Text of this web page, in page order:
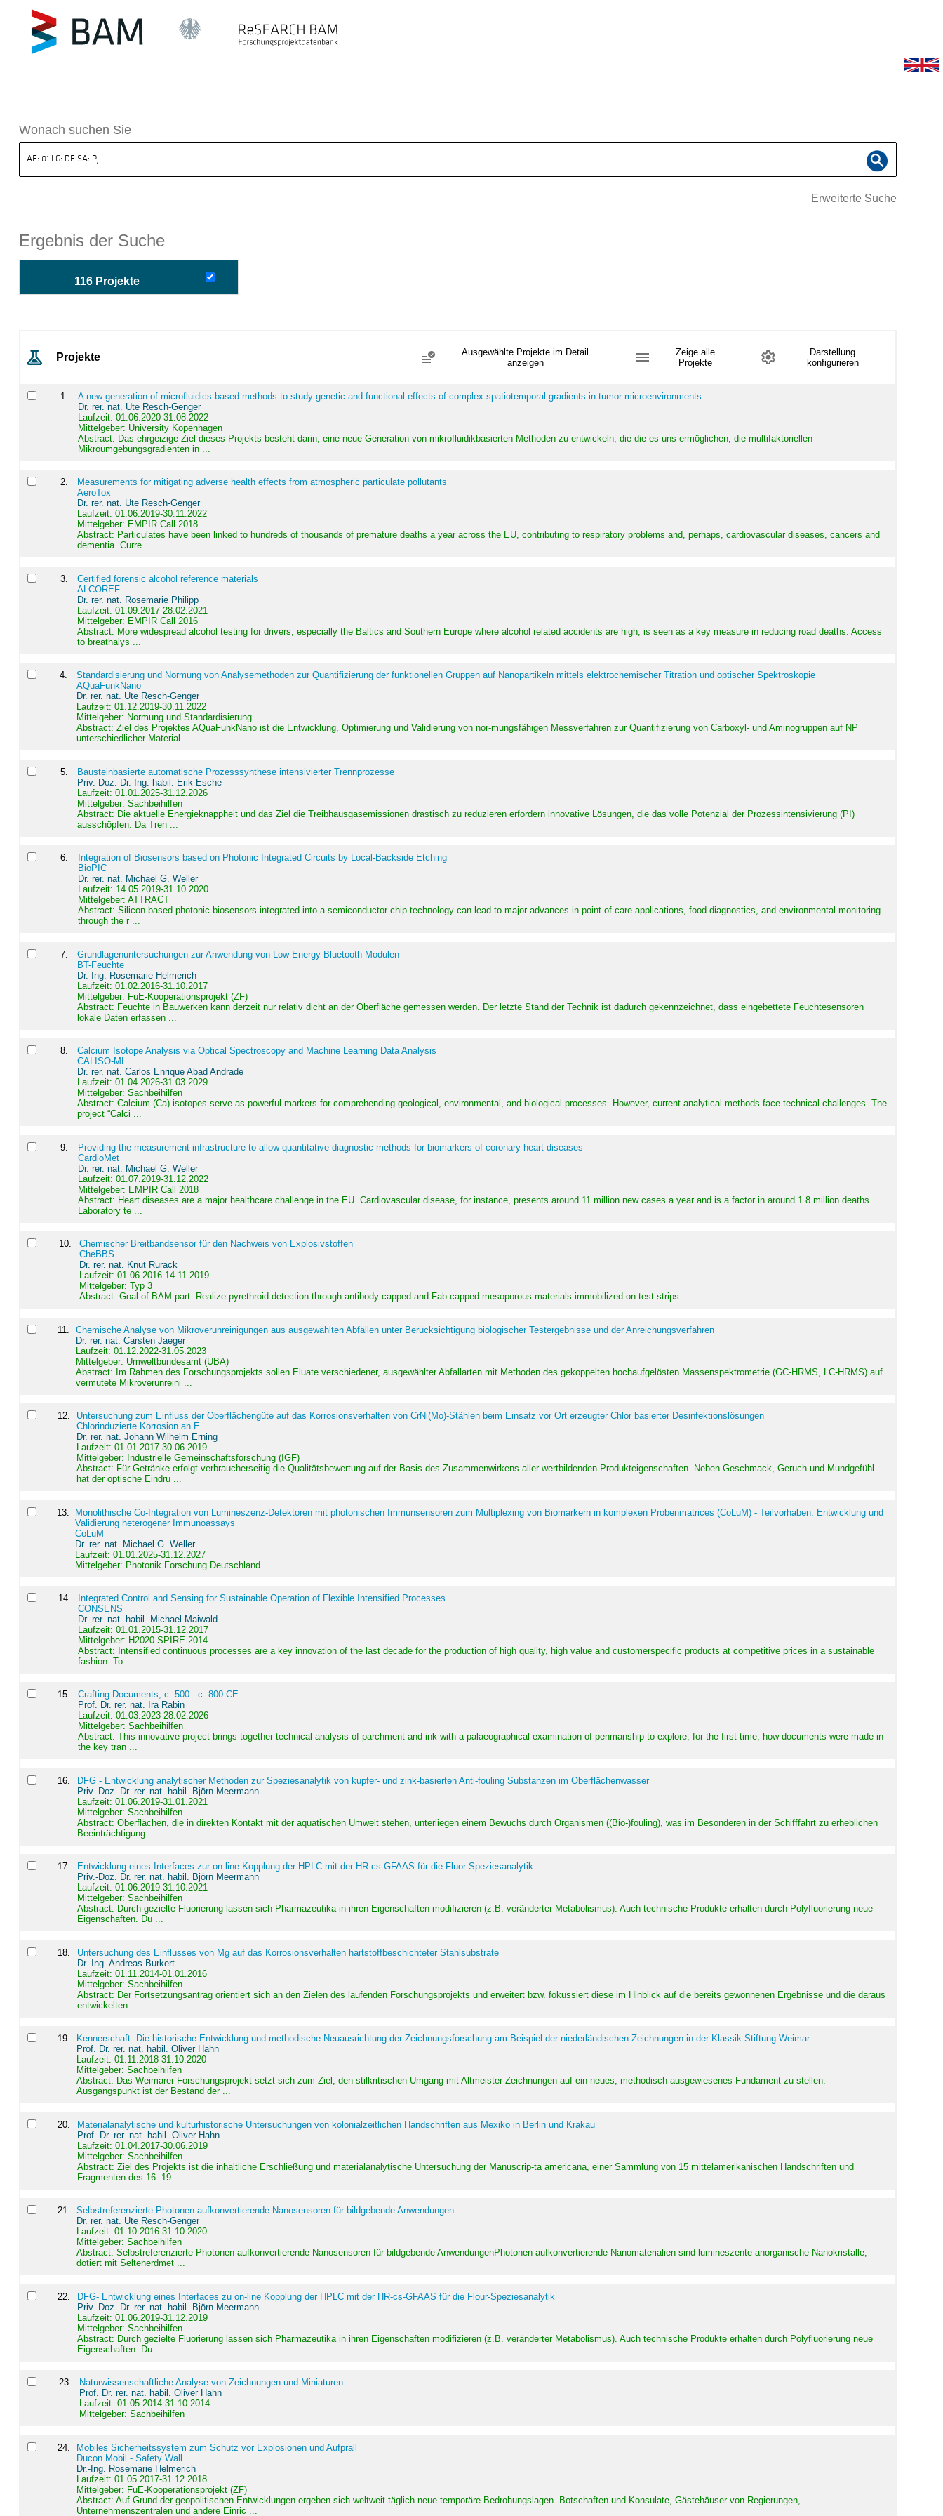
ReSEARCH BAM
Wonach suchen Sie
Erweiterte Suche
Ergebnis der Suche
116 Projekte
Projekte
Ausgewählte Projekte im Detail
anzeigen
Zeige alle
Projekte
Darstellung
konfigurieren
1
A new generation of microfluidics-based methods to study genetic and functional effects of complex spatiotemporal gradients in tumor microenvironments
Dr. rer. nat. Ute Resch-Genger
Laufzeit: 01.06.2020-31.08.2022
Mittelgeber: University Kopenhagen
Abstract: Das ehrgeizige Ziel dieses Projekts besteht darin, eine neue Generation von mikrofluidikbasierten Methoden zu entwickeln, die die es uns ermöglichen, die multifaktoriellen
Mikroumgebungsgradienten in ...
2.
Measurements for mitigating adverse health effects from atmospheric particulate pollutants
AeroTox
Dr. rer. nat. Ute Resch-Genger
Laufzeit: 01.06.2019-30.11.2022
Mittelgeber: EMPIR Call 2018
Abstract: Particulates have been linked to hundreds of thousands of premature deaths a year across the EU, contributing to respiratory problems and, perhaps, cardiovascular diseases, cancers and
dementia. Curre ...
3.
Certified forensic alcohol reference materials
ALCOREF
Dr. rer. nat. Rosemarie Philipp
Laufzeit: 01.09.2017-28.02.2021
Mittelgeber: EMPIR Call 2016
Abstract: More widespread alcohol testing for drivers, especially the Baltics and Southern Europe where alcohol related accidents are high, is seen as a key measure in reducing road deaths. Access
to breathalys ...
4.
Standardisierung und Normung von Analysemethoden zur Quantifizierung der funktionellen Gruppen auf Nanopartikeln mittels elektrochemischer Titration und optischer Spektroskopie
AQuaFunkNano
Dr. rer. nat. Ute Resch-Genger
Laufzeit: 01.12.2019-30.11.2022
Mittelgeber: Normung und Standardisierung
Abstract:Ziel des Projektes AQuaFunkNano ist die Entwicklung, Optimierung und Validierung von nor-mungsfähigen Messverfahren zur Quantifizierung von Carboxyl- und Aminogruppen auf NP
unterschiedlicher Material ...
5.
Bausteinbasierte automatische Prozesssynthese intensivierter Trennprozesse
Priv.-Doz. Dr.-Ing. habil. Erik Esche
Laufzeit: 01.01.2025-31.12.2026
Mittelgeber: Sachbeihilfen
Abstract: Die aktuelle Energieknappheit und das Ziel die Treibhausgasemissionen drastisch zu reduzieren erfordern innovative Lösungen, die das volle Potenzial der Prozessintensivierung (PI)
ausschöpfen. Da Tren ...
6.
Integration of Biosensors based on Photonic Integrated Circuits by Local-Backside Etching
BioPIC
Dr. rer. nat. Michael G. Weller
Laufzeit: 14.05.2019-31.10.2020
Mittelgeber: ATTRACT
Abstract: Silicon-based photonic biosensors integrated into a semiconductor chip technology can lead to major advances in point-of-care applications, food diagnostics, and environmental monitoring
through the r ...
7.
Grundlagenuntersuchungen zur Anwendung von Low Energy Bluetooth-Modulen
BT-Feuchte
Dr.-Ing. Rosemarie Helmerich
Laufzeit: 01.02.2016-31.10.2017
Mittelgeber: FuE-Kooperationsprojekt (ZF)
Abstract: Feuchte in Bauwerken kann derzeit nur relativ dicht an der Oberfläche gemessen werden. Der letzte Stand der Technik ist dadurch gekennzeichnet, dass eingebettete Feuchtesensoren
lokale Daten erfassen ...
8.
Calcium Isotope Analysis via Optical Spectroscopy and Machine Learning Data Analysis
CALISO-ML
Dr. rer. nat. Carlos Enrique Abad Andrade
Laufzeit: 01.04.2026-31.03.2029
Mittelgeber: Sachbeihilfen
Abstract:Calcium (Ca) isotopes serve as powerful markers for comprehending geological, environmental, and biological processes. However, current analytical methods face technical challenges. The
project “Calci ...
9
Providing the measurement infrastructure to allow quantitative diagnostic methods for biomarkers of coronary heart diseases
CardioMet
Dr. rer. nat. Michael G. Weller
Laufzeit: 01.07.2019-31.12.2022
Mittelgeber: EMPIR Call 2018
Abstract: Heart diseases are a major healthcare challenge in the EU. Cardiovascular disease, for instance, presents around 11 million new cases a year and is a factor in around 1.8 million deaths.
Laboratory te ...
10.
Chemischer Breitbandsensor für den Nachweis von Explosivstoffen
CheBBS
Dr. rer. nat. Knut Rurack
Laufzeit: 01.06.2016-14.11.2019
Mittelgeber: Typ 3
Abstract:Goal of BAM part: Realize pyrethroid detection through antibody-capped and Fab-capped mesoporous materials immobilized on test strips.
11
Chemische Analyse von Mikroverunreinigungen aus ausgewählten Abfällen unter Berücksichtigung biologischer Testergebnisse und der Anreichungsverfahren
Dr. rer. nat. Carsten Jaeger
Laufzeit: 01.12.2022-31.05.2023
Mittelgeber: Umweltbundesamt (UBA)
Abstract: Im Rahmen des Forschungsprojekts sollen Eluate verschiedener, ausgewählter Abfallarten mit Methoden des gekoppelten hochaufgelösten Massenspektrometrie (GC-HRMS, LC-HRMS) auf
vermutete Mikroverunreini ...
12.
Untersuchung zum Einfluss der Oberflächengüte auf das Korrosionsverhalten von CrNi(Mo)-Stählen beim Einsatz vor Ort erzeugter Chlor basierter Desinfektionslösungen
Chlorinduzierte Korrosion an E
Dr. rer. nat. Johann Wilhelm Erning
Laufzeit: 01.01.2017-30.06.2019
Mittelgeber: Industrielle Gemeinschaftsforschung (IGF)
Abstract: Für Getränke erfolgt verbraucherseitig die Qualitätsbewertung auf der Basis des Zusammenwirkens aller wertbildenden Produkteigenschaften. Neben Geschmack, Geruch und Mundgefühl
hat der optische Eindru ...
13.
Monolithische Co-Integration von Lumineszenz-Detektoren mit photonischen Immunsensoren zum Multiplexing von Biomarkern in komplexen Probenmatrices (CoLuM) - Teilvorhaben: Entwicklung und
Validierung heterogener Immunoassays
CoLuM
Dr. rer. nat. Michael G. Weller
Laufzeit: 01.01.2025-31.12.2027
Mittelgeber: Photonik Forschung Deutschland
14.
Integrated Control and Sensing for Sustainable Operation of Flexible Intensified Processes
CONSENS
Dr. rer. nat. habil. Michael Maiwald
Laufzeit: 01.01.2015-31.12.2017
Mittelgeber: H2020-SPIRE-2014
Abstract: Intensified continuous processes are a key innovation of the last decade for the production of high quality, high value and customerspecific products at competitive prices in a sustainable
fashion. To ...
15.
Crafting Documents, c. 500 - c. 800 CE
Prof. Dr. rer. nat. Ira Rabin
Laufzeit: 01.03.2023-28.02.2026
Mittelgeber: Sachbeihilfen
Abstract: This innovative project brings together technical analysis of parchment and ink with a palaeographical examination of penmanship to explore, for the first time, how documents were made in
the key tran ...
16
DFG - Entwicklung analytischer Methoden zur Speziesanalytik von kupfer- und zink-basierten Anti-fouling Substanzen im Oberflächenwasser
Priv.-Doz. Dr. rer. nat. habil. Björn Meermann
Laufzeit: 01.06.2019-31.01.2021
Mittelgeber: Sachbeihilfen
Abstract:Oberflächen, die in direkten Kontakt mit der aquatischen Umwelt stehen, unterliegen einem Bewuchs durch Organismen ((Bio-)fouling), was im Besonderen in der Schifffahrt zu erheblichen
Beeinträchtigung ...
17.
Entwicklung eines Interfaces zur on-line Kopplung der HPLC mit der HR-cs-GFAAS für die Fluor-Speziesanalytik
Priv.-Doz. Dr. rer. nat. habil. Björn Meermann
Laufzeit: 01.06.2019-31.10.2021
Mittelgeber: Sachbeihilfen
Abstract: Durch gezielte Fluorierung lassen sich Pharmazeutika in ihren Eigenschaften modifizieren (z.B. veränderter Metabolismus). Auch technische Produkte erhalten durch Polyfluorierung neue
Eigenschaften. Du ...
18
Untersuchung des Einflusses von Mg auf das Korrosionsverhalten hartstoffbeschichteter Stahlsubstrate
Dr.-Ing. Andreas Burkert
Laufzeit: 01.11.2014-01.01.2016
Mittelgeber: Sachbeihilfen
Abstract: Der Fortsetzungsantrag orientiert sich an den Zielen des laufenden Forschungsprojekts und erweitert bzw. fokussiert diese im Hinblick auf die bereits gewonnenen Ergebnisse und die daraus
entwickelten ...
19.
Kennerschaft. Die historische Entwicklung und methodische Neuausrichtung der Zeichnungsforschung am Beispiel der niederländischen Zeichnungen in der Klassik Stiftung Weimar
Prof. Dr. rer. nat. habil. Oliver Hahn
Laufzeit: 01.11.2018-31.10.2020
Mittelgeber: Sachbeihilfen
Abstract: Das Weimarer Forschungsprojekt setzt sich zum Ziel, den stilkritischen Umgang mit Altmeister-Zeichnungen auf ein neues, methodisch ausgewiesenes Fundament zu stellen.
Ausgangspunkt ist der Bestand der ...
20
Materialanalytische und kulturhistorische Untersuchungen von kolonialzeitlichen Handschriften aus Mexiko in Berlin und Krakau
Prof. Dr. rer. nat. habil. Oliver Hahn
Laufzeit: 01.04.2017-30.06.2019
Mittelgeber: Sachbeihilfen
Abstract: Ziel des Projekts ist die inhaltliche Erschließung und materialanalytische Untersuchung der Manuscrip-ta americana, einer Sammlung von 15 mittelamerikanischen Handschriften und
Fragmenten des 16.-19. ...
21.
Selbstreferenzierte Photonen-aufkonvertierende Nanosensoren für bildgebende Anwendungen
Dr. rer. nat. Ute Resch-Genger
Laufzeit: 01.10.2016-31.10.2020
Mittelgeber: Sachbeihilfen
Abstract:Selbstreferenzierte Photonen-aufkonvertierende Nanosensoren für bildgebende AnwendungenPhotonen-aufkonvertierende Nanomaterialien sind lumineszente anorganische Nanokristalle,
dotiert mit Seltenerdmet ...
22
DFG- Entwicklung eines Interfaces zu on-line Kopplung der HPLC mit der HR-cs-GFAAS für die Flour-Speziesanalytik
Priv.-Doz. Dr. rer. nat. habil. Björn Meermann
Laufzeit: 01.06.2019-31.12.2019
Mittelgeber: Sachbeihilfen
Abstract: Durch gezielte Fluorierung lassen sich Pharmazeutika in ihren Eigenschaften modifizieren (z.B. veränderter Metabolismus). Auch technische Produkte erhalten durch Polyfluorierung neue
Eigenschaften. Du ...
23.
Naturwissenschaftliche Analyse von Zeichnungen und Miniaturen
Prof. Dr. rer. nat. habil. Oliver Hahn
Laufzeit: 01.05.2014-31.10.2014
Mittelgeber: Sachbeihilfen
24.
Mobiles Sicherheitssystem zum Schutz vor Explosionen und Aufprall
Ducon Mobil - Safety Wall
Dr.-Ing. Rosemarie Helmerich
Laufzeit: 01.05.2017-31.12.2018
Mittelgeber: FuE-Kooperationsprojekt (ZF)
Abstract:Auf Grund der geopolitischen Entwicklungen ergeben sich weltweit täglich neue temporäre Bedrohungslagen. Botschaften und Konsulate, Gästehäuser von Regierungen,
Unternehmenszentralen und andere Einric ...